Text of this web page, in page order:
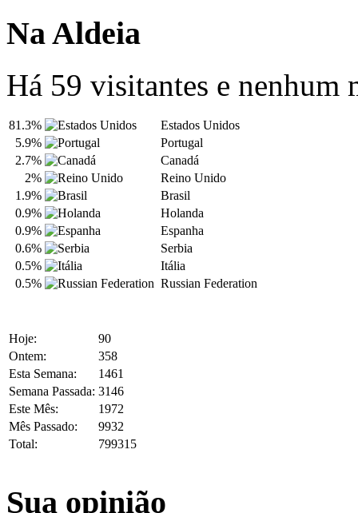
Na Aldeia
Há 59 visitantes e nenhum
81.3%
Estados Unidos
5.9%
Portugal
2.7%
Canadá
2%
Reino Unido
1.9%
Brasil
0.9%
Holanda
0.9%
Espanha
0.6%
Serbia
0.5%
Itália
0.5%
Russian Federation
Hoje:
90
Ontem:
358
Esta Semana:
1461
Semana Passada: 3146
Este Mês:
1972
Mês Passado:
9932
Total:
799315
Sua opinião